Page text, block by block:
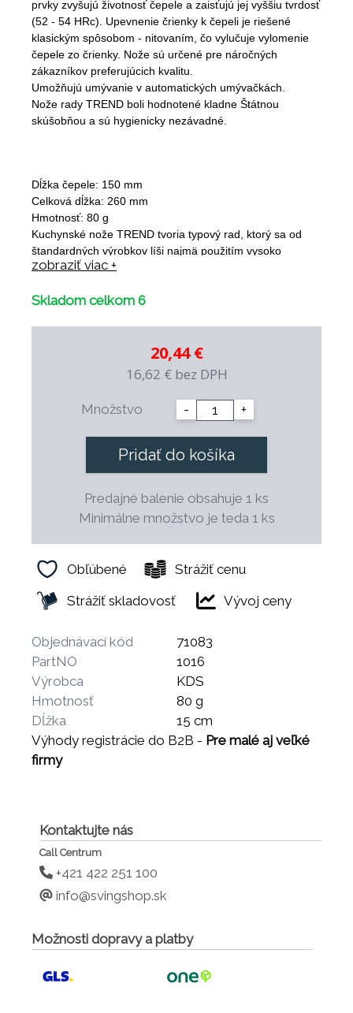
prvky zvyšujú životnosť čepele a zaisťujú jej vyššiu tvrdosť
(52 - 54 HRc). Upevnenie črienky k čepeli je riešené
klasickým spôsobom - nitovaním, čo vylučuje vylomenie
čepele zo črienky. Nože sú určené pre náročných
zákazníkov preferujúcich kvalitu.
Umožňujú umývanie v automatických umývačkách.
Nože rady TREND boli hodnotené kladne Štátnou
skúšobňou a sú hygienicky nezávadné.
Dĺžka čepele: 150 mm
Celková dĺžka: 260 mm
Hmotnosť: 80 g
Kuchynské nože TREND tvoria typový rad, ktorý sa od
štandardných výrobkov líši najmä použitím vysoko
kvalitnej ocele s prísadou molybdénu a vanádu. Tieto
(52 - 54 HRc). Upevnenie črienky k čepeli je riešené
zákazníkov preferujúcich kvalitu.
Nože rady TREND boli hodnotené kladne Štátnou
skúšobňou a sú hygienicky nezávadné.
zobraziť viac +
Skladom celkom 6
20,44 €
16,62 € bez DPH
Množstvo - +
Pridať do košíka
Predajné balenie obsahuje 1 ks
Minimálne množstvo je teda 1 ks
Obľúbené
Strážiť cenu
Strážiť skladovosť
Vývoj ceny
Objednávací kód
71083
PartNO
1016
Výrobca
KDS
Hmotnosť
80 g
Dĺžka
15 cm
Výhody registrácie do B2B - Pre malé aj veľké
firmy
Kontaktujte nás
Call Centrum
+421 422 251 100
info@svingshop.sk
Možnosti dopravy a platby